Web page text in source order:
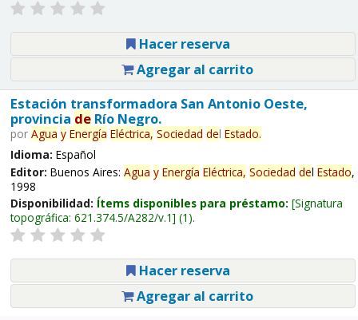
Hacer reserva
Agregar al carrito
Estación transformadora San Antonio Oeste,
provincia deRío Negro.
por Agua y Energía Eléctrica, Sociedad del Estado.
Idioma: Español
Editor: Buenos Aires: Agua y Energía Eléctrica, Sociedad del Estado,
1998
Disponibilidad: Ítems disponibles para préstamo: Signatura
topográfica: 621.374.5/A282/v.1 (1).
Hacer reserva
Agregar al carrito